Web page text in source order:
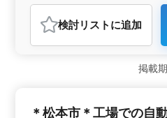
自動車整備士
おすすめポイント
＜安心の働きやすさ＞ 国産
しています。中高年が活躍し
なめです。自動車整備経験10
検討リスト に追加
掲載
＊松本市＊工場での自